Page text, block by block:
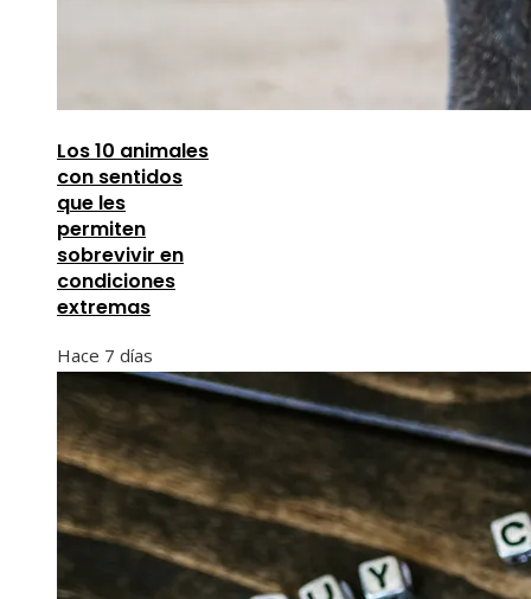
Los 10 animales
con sentidos
que les
permiten
sobrevivir en
condiciones
extremas
Hace 7 días